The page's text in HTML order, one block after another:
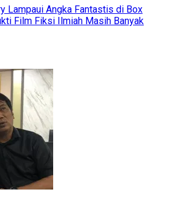
Lampaui Angka Fantastis di Box
Film Fiksi Ilmiah Masih Banyak